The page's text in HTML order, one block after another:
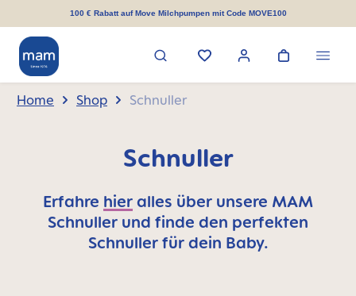
springen100 € Rabatt auf Move Milchpumpen mit Code MOVE100
Home Shop Schnuller
Schnuller
Erfahre hier alles über unsere MAM
Schnuller und finde den perfekten
Schnuller für dein Baby.